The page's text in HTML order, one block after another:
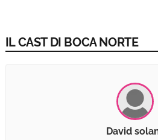
IL CAST DI BOCA NORTE
David